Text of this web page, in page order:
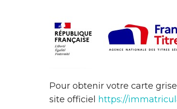
Pour obtenir votre carte
site officiel
https://